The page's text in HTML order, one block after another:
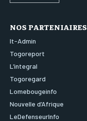
NOS PARTENIAIRES
It-Admin
Togoreport
L’integral
Togoregard
Lomebougeinfo
Nouvelle d’Afrique
LeDefenseurInfo